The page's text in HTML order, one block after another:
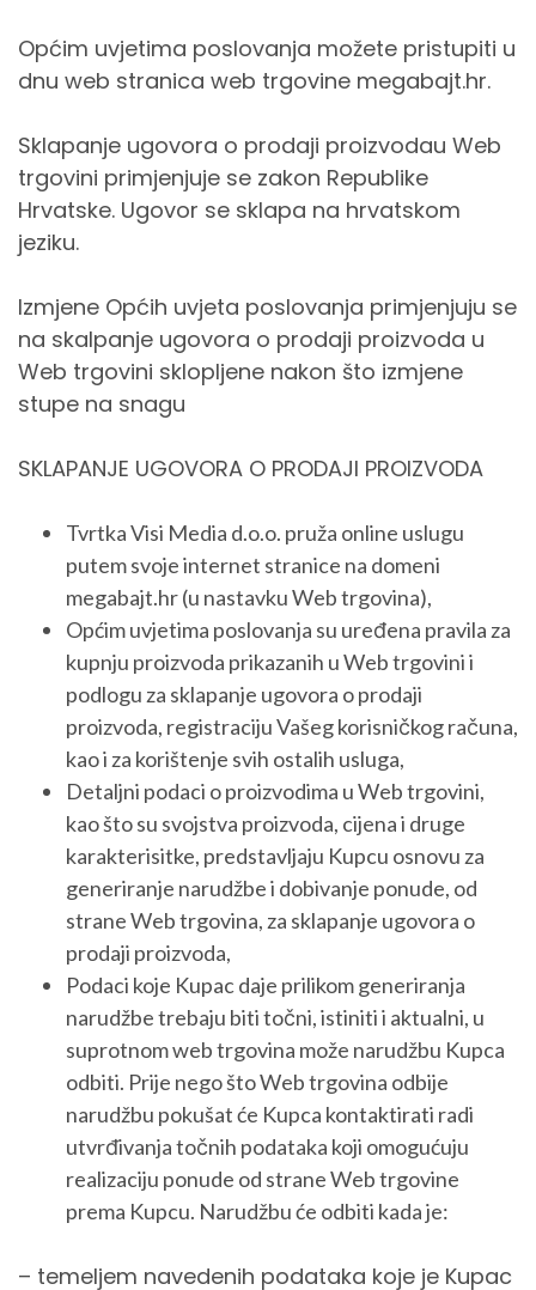
Općim uvjetima poslovanja možete pristupiti u
dnu web stranica web trgovine megabajt.hr.
Sklapanje ugovora o prodaji proizvodau Web
trgovini primjenjuje se zakon Republike
Hrvatske. Ugovor se sklapa na hrvatskom
jeziku.
Izmjene Općih uvjeta poslovanja primjenjuju se
na skalpanje ugovora o prodaji proizvoda u
Web trgovini sklopljene nakon što izmjene
stupe na snagu
SKLAPANJE UGOVORA O PRODAJI PROIZVODA
Tvrtka Visi Media d.o.o. pruža online uslugu
putem svoje internet stranice na domeni
megabajt.hr (u nastavku Web trgovina),
Općim uvjetima poslovanja su uređena pravila za
kupnju proizvoda prikazanih u Web trgovini i
podlogu za sklapanje ugovora o prodaji
proizvoda, registraciju Vašeg korisničkog računa,
kao i za korištenje svih ostalih usluga,
Detaljni podaci o proizvodima u Web trgovini,
kao što su svojstva proizvoda, cijena i druge
karakterisitke, predstavljaju Kupcu osnovu za
generiranje narudžbe i dobivanje ponude, od
strane Web trgovina, za sklapanje ugovora o
prodaji proizvoda,
Podaci koje Kupac daje prilikom generiranja
narudžbe trebaju biti točni, istiniti i aktualni, u
suprotnom web trgovina može narudžbu Kupca
odbiti. Prije nego što Web trgovina odbije
narudžbu pokušat će Kupca kontaktirati radi
utvrđivanja točnih podataka koji omogućuju
realizaciju ponude od strane Web trgovine
prema Kupcu. Narudžbu će odbiti kada je:
– temeljem navedenih podataka koje je Kupac